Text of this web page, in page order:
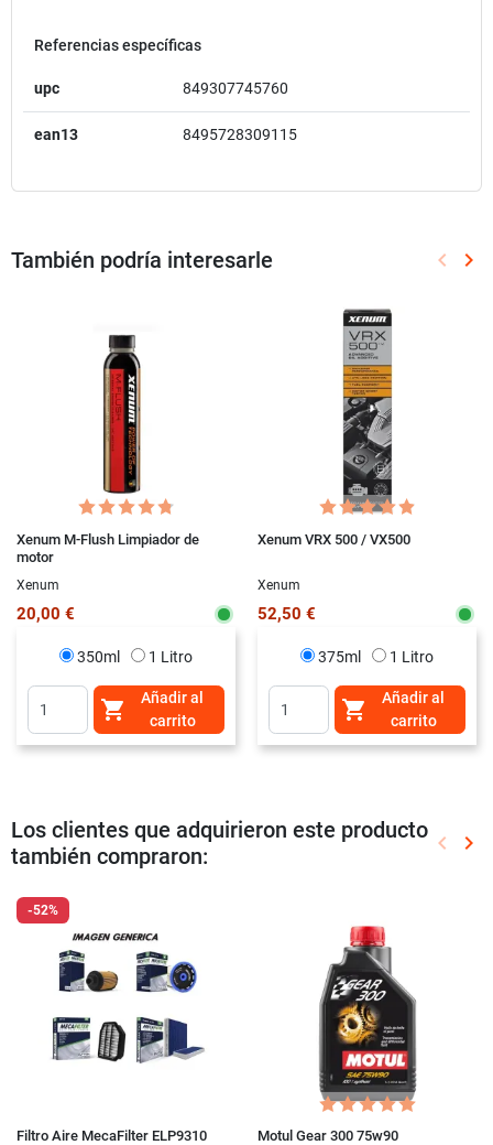
Referencias específicas
upc 849307745760
ean13 8495728309115
También podría interesarle keyboard_arrow_left keyboard_arrow_right
Xenum M-Flush Limpiador de
motor
Xenum
20,00 €
350ml 1 Litro

Añadir al
carrito
Xenum VRX 500 / VX500
Xenum
52,50 €
375ml 1 Litro

Añadir al
carrito
Los clientes que adquirieron este producto
también compraron:
keyboard_arrow_left keyboard_arrow_right
-52%
Filtro Aire MecaFilter ELP9310 Motul Gear 300 75w90